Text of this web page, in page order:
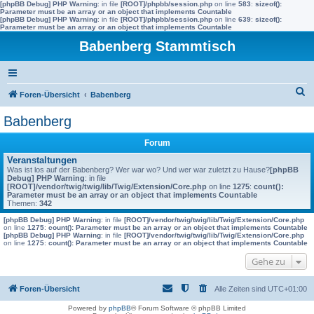
[phpBB Debug] PHP Warning: in file [ROOT]/phpbb/session.php on line 583: sizeof():
Parameter must be an array or an object that implements Countable
[phpBB Debug] PHP Warning: in file [ROOT]/phpbb/session.php on line 639: sizeof():
Parameter must be an array or an object that implements Countable
Babenberg Stammtisch
Foren-Übersicht Babenberg
Babenberg
Forum
Veranstaltungen
Was ist los auf der Babenberg? Wer war wo? Und wer war zuletzt zu Hause?[phpBB
Debug] PHP Warning: in file
[ROOT]/vendor/twig/twig/lib/Twig/Extension/Core.php on line 1275: count():
Parameter must be an array or an object that implements Countable
Themen: 342
[phpBB Debug] PHP Warning: in file [ROOT]/vendor/twig/twig/lib/Twig/Extension/Core.php
on line 1275: count(): Parameter must be an array or an object that implements Countable
[phpBB Debug] PHP Warning: in file [ROOT]/vendor/twig/twig/lib/Twig/Extension/Core.php
on line 1275: count(): Parameter must be an array or an object that implements Countable
Gehe zu
Foren-Übersicht Alle Zeiten sind UTC+01:00
Powered by phpBB® Forum Software © phpBB Limited